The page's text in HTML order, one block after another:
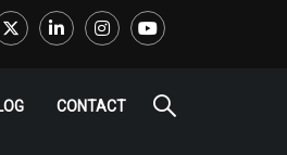
CONTACT